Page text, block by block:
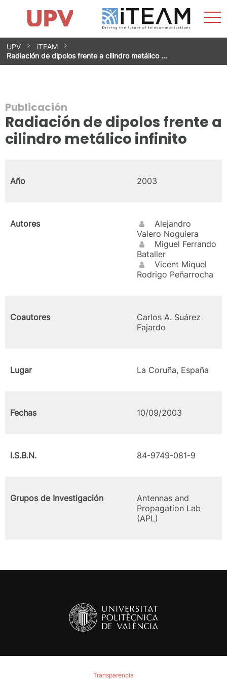
Saltar
contenido
Impacto
Grupos de investigación
Instalaciones
Spin-offs
Contacto
Prácticas
Noticias
Unidad de Igualdad
UPV
iTEAM
Radiación de dipolos frente a cilindro metálico …
Publicación
Radiación de dipolos frente a
cilindro metálico infinito
Año 2003
Autores
Alejandro
Valero Noguiera
Miguel Ferrando
Bataller
Vicent Miquel
Rodrigo Peñarrocha
Coautores
Carlos A. Suárez
Fajardo
Lugar La Coruña, España
Fechas 10/09/2003
I.S.B.N. 84-9749-081-9
Grupos de Investigación
Antennas and
Propagation Lab
(APL)
Transparencia